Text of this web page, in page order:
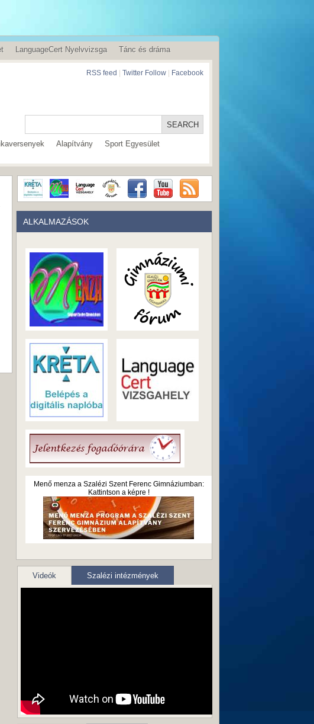
LanguageCert Nyelvvizsga Tánc és dráma
RSS feed Twitter Follow Facebook
Alapítvány Sport Egyesület
ALKALMAZÁSOK
Menő menza a Szalézi Szent Ferenc Gimnáziumban:
Kattintson a képre !
Videók Szalézi intézmények